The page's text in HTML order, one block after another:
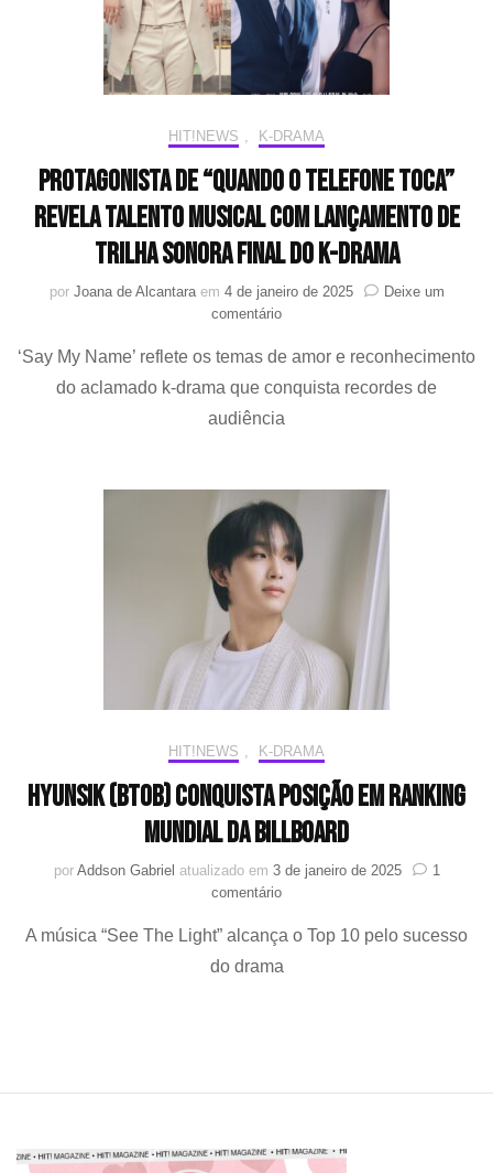
redes
sociais
HIT!NEWS K-DRAMA
Protagonista de “Quando o Telefone Toca”
revela talento musical com lançamento de
trilha sonora final do k-drama
por Joana de Alcantara em 4 de janeiro de 2025
Deixe um
comentárioem
de
“Quando
Telefone
talento
musical
com
lançamento
de
trilha
sonora
final
do
drama
‘Say My Name’ reflete os temas de amor e reconhecimento
do aclamado k-drama que conquista recordes de
audiência
HIT!NEWS K-DRAMA
HyunSik (BTOB) conquista posição em ranking
mundial da Billboard
por Addson Gabriel atualizado em 3 de janeiro de 2025
1
comentárioem
(BTOB)
Billboard
A música “See The Light” alcança o Top 10 pelo sucesso
do drama